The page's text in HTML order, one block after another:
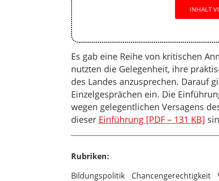
INHALT
Es gab eine Reihe von kritischen
nutzten die Gelegenheit, ihre
des Landes anzusprechen. Darauf
Einzelgesprächen ein. Die
wegen gelegentlichen Versagens
dieser Einführung [PDF – 131 KB]
Rubriken:
Bildungspolitik
Chancengerechtigkeit